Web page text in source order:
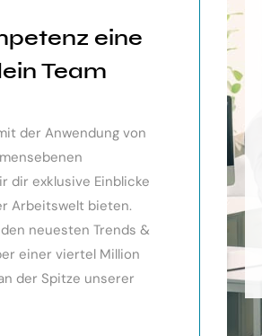
eine
Team
der Anwendung von
dir exklusive Einblicke
Arbeitswelt bieten.
neuesten Trends &
einer viertel Million
der Spitze unserer
sehr weiter gebracht. Ein toller
gibt, mit kleinem Ausblick.
eingegangen, teilweise
Anleitungen zum Download